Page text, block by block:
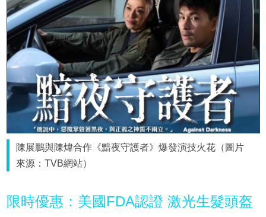
陳展鵬與陳煒合作《黯夜守護者》爆發演技火花（圖片
來源：TVB網站）
限時優惠：美國FDA認證 激光生髮頭盔